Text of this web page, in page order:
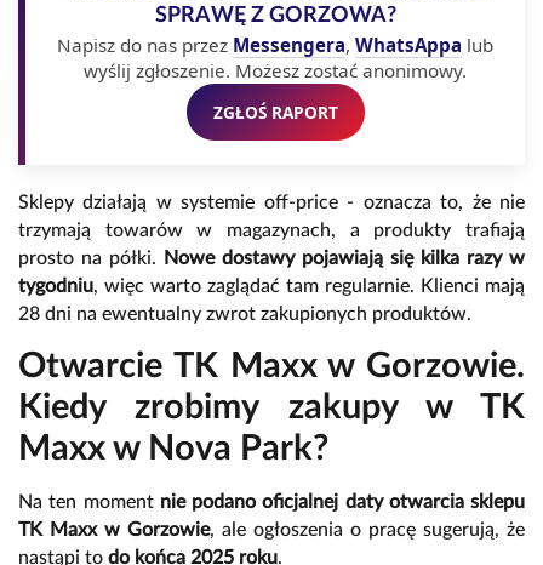
SPRAWĘ Z GORZOWA?
Napisz do nas przez Messengera, WhatsAppa lub
wyślij zgłoszenie. Możesz zostać anonimowy.
ZGŁOŚ RAPORT
Sklepy działają w systemie off-price - oznacza to, że nie
trzymają towarów w magazynach, a produkty trafiają
prosto na półki.
Nowe dostawy pojawiają się kilka razy w
tygodniu, więc warto zaglądać tam regularnie. Klienci mają
28 dni na ewentualny zwrot zakupionych produktów.
Otwarcie TK Maxx w Gorzowie.
Kiedy zrobimy zakupy w TK
Maxx w Nova Park?
Na ten moment nie podano oficjalnej daty otwarcia sklepu
TK Maxx w Gorzowie, ale ogłoszenia o pracę sugerują, że
nastąpi to do końca 2025 roku.